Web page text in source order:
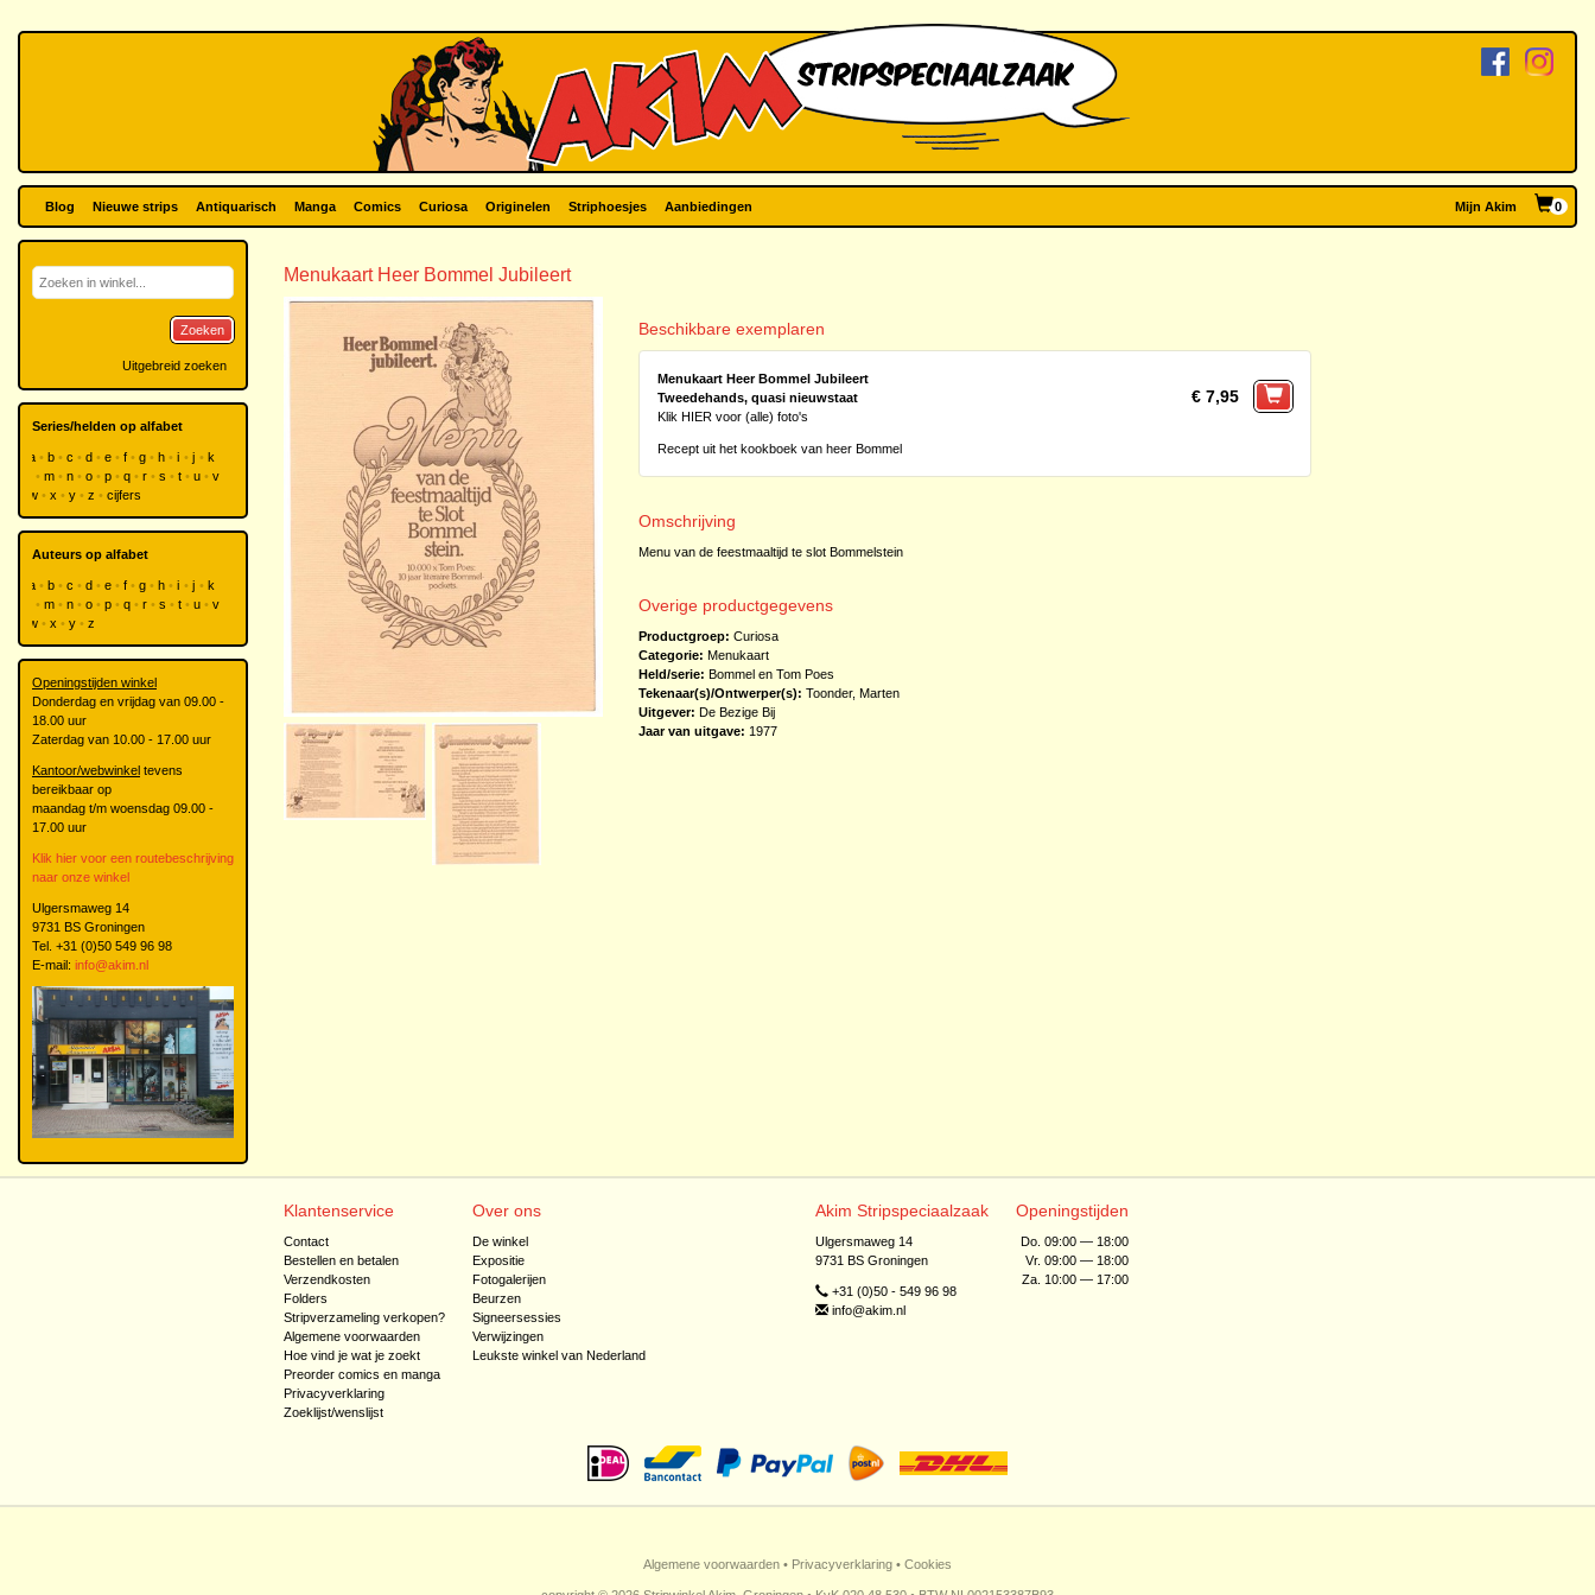
Blog Nieuwe strips Antiquarisch Manga Comics Curiosa Originelen Striphoesjes Aanbiedingen Mijn Akim 0
Menukaart Heer Bommel Jubileert
Beschikbare exemplaren
Menukaart Heer Bommel Jubileert
Tweedehands, quasi nieuwstaat
Klik HIER voor (alle) foto's
Recept uit het kookboek van heer Bommel
€ 7,95
Omschrijving
Menu van de feestmaaltijd te slot Bommelstein
Overige productgegevens
Productgroep: Curiosa
Categorie: Menukaart
Held/serie: Bommel en Tom Poes
Tekenaar(s)/Ontwerper(s): Toonder, Marten
Uitgever: De Bezige Bij
Jaar van uitgave: 1977
Zoeken
Uitgebreid zoeken
Series/helden op alfabet
a b c d e f g h i j
k
m n o p q r s t u
v
w
x y z cijfers
Auteurs op alfabet
a b c d e f g h i j
k
m n o p q r s t u
v
w
x y z
Openingstijden winkel
Donderdag en vrijdag van 09.00 -
18.00 uur
Zaterdag van 10.00 - 17.00 uur
Kantoor/webwinkel tevens
bereikbaar op
maandag t/m woensdag 09.00 -
17.00 uur
Klik hier voor een routebeschrijving
naar onze winkel
Ulgersmaweg 14
9731 BS Groningen
Tel. +31 (0)50 549 96 98
E-mail: info@akim.nl
Klantenservice
Contact
Bestellen en betalen
Verzendkosten
Folders
Stripverzameling verkopen?
Algemene voorwaarden
Hoe vind je wat je zoekt
Preorder comics en manga
Privacyverklaring
Zoeklijst/wenslijst
Over ons
De winkel
Expositie
Fotogalerijen
Beurzen
Signeersessies
Verwijzingen
Leukste winkel van Nederland
Akim Stripspeciaalzaak
Ulgersmaweg 14
9731 BS Groningen
+31 (0)50 - 549 96 98
info@akim.nl
Openingstijden
Do. 09:00 — 18:00
Vr. 09:00 — 18:00
Za. 10:00 — 17:00
Algemene voorwaarden • Privacyverklaring • Cookies